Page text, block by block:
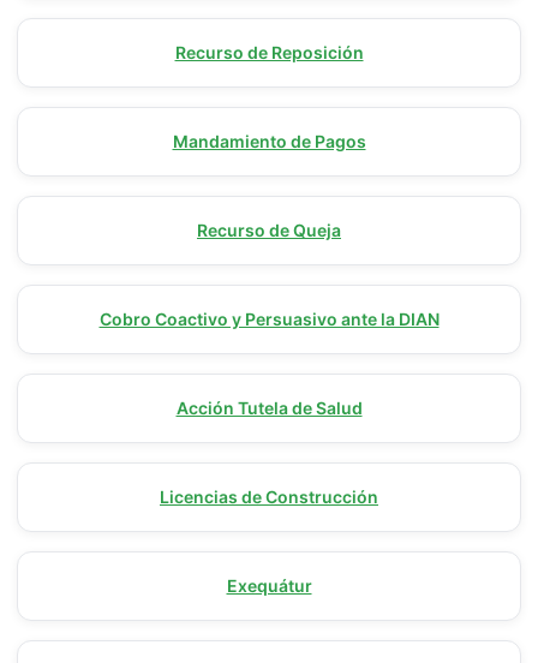
Recurso de Reposición
Mandamiento de Pagos
Recurso de Queja
Cobro Coactivo y Persuasivo ante la DIAN
Acción Tutela de Salud
Licencias de Construcción
Exequátur